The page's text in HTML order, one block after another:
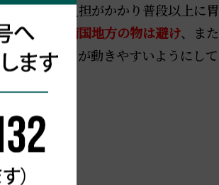
り胃腸に負担がかかり普段以上に胃
を冷やす南国地方の物は避け、また
だき、脾胃が動きやすいようにして